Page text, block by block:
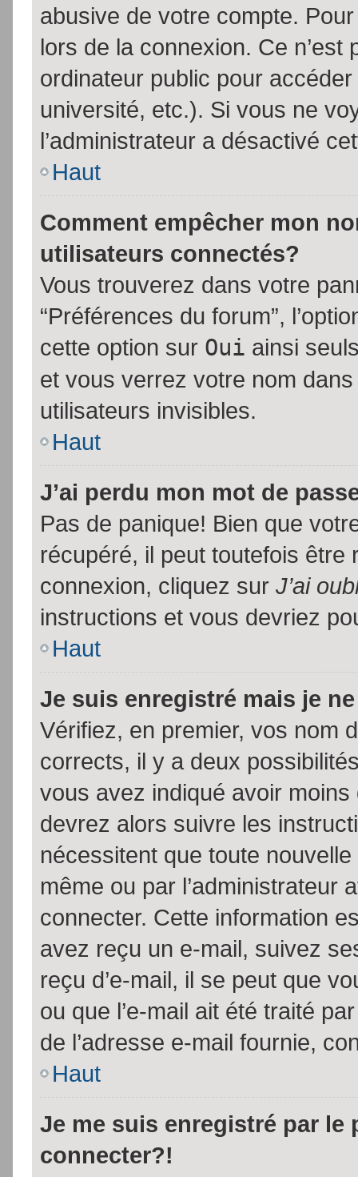
abusive de votre compte.
lors de la connexion. Ce
ordinateur public pour
université, etc.). Si vous ne
l’administrateur a désactivé
Haut
Comment empêcher mon
utilisateurs connectés?
Vous trouverez dans votre
“Préférences du forum”,
cette option sur Oui ainsi
et vous verrez votre nom
utilisateurs invisibles.
Haut
J’ai perdu mon mot de
Pas de panique! Bien que
récupéré, il peut toutefois être
connexion, cliquez sur J’ai
instructions et vous devriez
Haut
Je suis enregistré mais je
Vérifiez, en premier, vos nom
corrects, il y a deux
vous avez indiqué avoir
devrez alors suivre les
nécessitent que toute
même ou par l’administrateur
connecter. Cette information
avez reçu un e-mail, suivez
reçu d’e-mail, il se peut que
ou que l’e-mail ait été traité
de l’adresse e-mail fournie,
Haut
Je me suis enregistré par le
connecter?!